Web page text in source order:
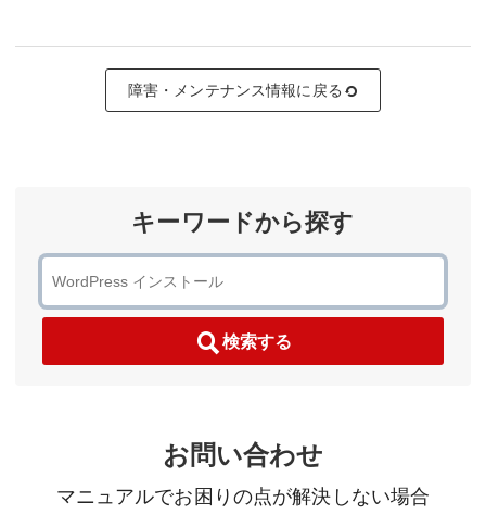
障害・メンテナンス情報に戻る
キーワードから探す
検索する
お問い合わせ
マニュアルでお困りの点が解決しない場合